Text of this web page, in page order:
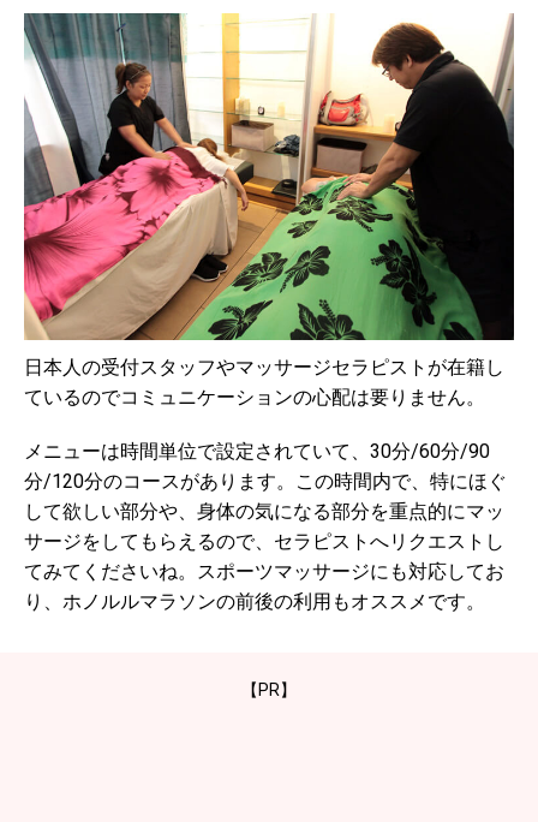
日本人の受付スタッフやマッサージセラピストが在籍し
ているのでコミュニケーションの心配は要りません。
メニューは時間単位で設定されていて、30分/60分/90
分/120分のコースがあります。この時間内で、特にほぐ
して欲しい部分や、身体の気になる部分を重点的にマッ
サージをしてもらえるので、セラピストへリクエストし
てみてくださいね。スポーツマッサージにも対応してお
り、ホノルルマラソンの前後の利用もオススメです。
【PR】